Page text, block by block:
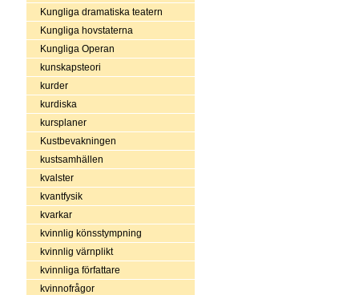
Kungliga dramatiska teatern
Kungliga hovstaterna
Kungliga Operan
kunskapsteori
kurder
kurdiska
kursplaner
Kustbevakningen
kustsamhällen
kvalster
kvantfysik
kvarkar
kvinnlig könsstympning
kvinnlig värnplikt
kvinnliga författare
kvinnofrågor